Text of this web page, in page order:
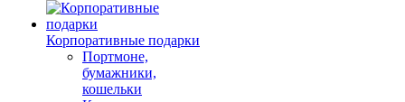
Корпоративные подарки
Портмоне,
бумажники,
кошельки